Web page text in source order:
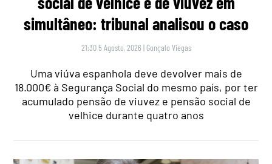
simultâneo: tribunal analisou o caso
21:30 5 Agosto, 2026 | Gonçalo Viegas
Uma viúva espanhola deve devolver mais de
18.000€ à Segurança Social do mesmo país, por ter
acumulado pensão de viuvez e pensão social de
velhice durante quatro anos